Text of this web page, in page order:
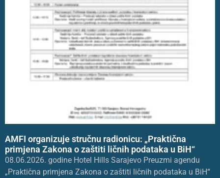
AMFI organizuje stručnu radionicu: „Praktična
primjena Zakona o zaštiti ličnih podataka u BiH“
08.06.2026. godine Hotel Hills Sarajevo Preuzmi agendu
„Praktična primjena Zakona o zaštiti ličnih podataka u BiH“